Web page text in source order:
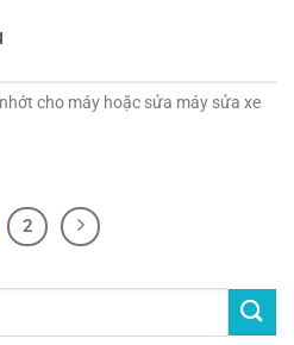
cho máy hoặc sửa máy sửa xe
2